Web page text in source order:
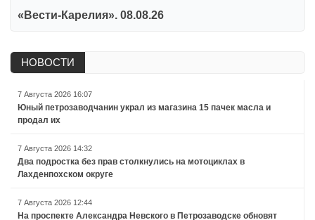
«Вести-Карелия». 08.08.26
НОВОСТИ
7 Августа 2026 16:07
Юный петрозаводчанин украл из магазина 15 пачек масла и
продал их
7 Августа 2026 14:32
Два подростка без прав столкнулись на мотоциклах в
Лахденпохском округе
7 Августа 2026 12:44
На проспекте Александра Невского в Петрозаводске обновят